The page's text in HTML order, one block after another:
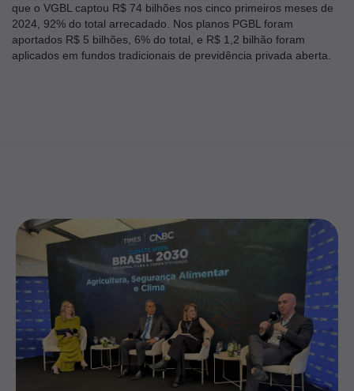
que o VGBL captou R$ 74 bilhões nos cinco primeiros meses de
2024, 92% do total arrecadado. Nos planos PGBL foram
aportados R$ 5 bilhões, 6% do total, e R$ 1,2 bilhão foram
aplicados em fundos tradicionais de previdência privada aberta.